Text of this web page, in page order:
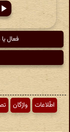
فعال
اطّلاعات واژگان